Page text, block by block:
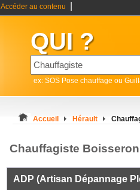
Accéder au contenu
QUI ?
ex: SOS Pose chauffage ou
Accueil Hérault
Chauffagiste Boisseron
ADP (Artisan Dépannage